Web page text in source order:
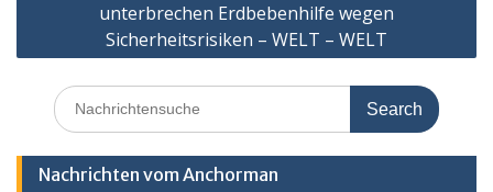
unterbrechen Erdbebenhilfe wegen
Sicherheitsrisiken – WELT – WELT
Search
for:
Nachrichten vom Anchorman